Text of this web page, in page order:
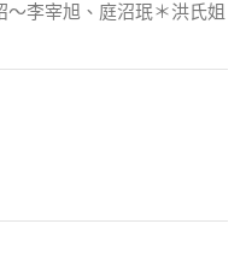
～李宰旭、庭沼珉＊洪氏姐